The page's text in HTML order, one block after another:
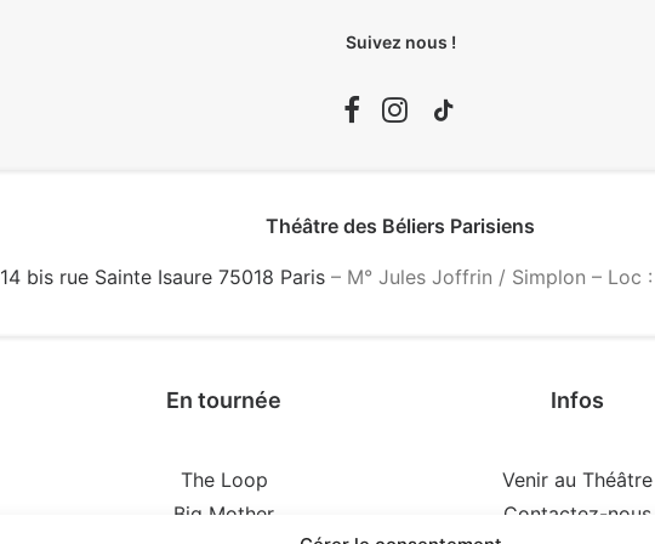
Suivez nous !
Théâtre des Béliers Parisiens
14 bis rue Sainte Isaure 75018 Paris – M° Jules Joffrin / Simplon – Loc :
En tournée
The Loop
Big Mother
Infos
Venir au Théâtre
Contactez-nous